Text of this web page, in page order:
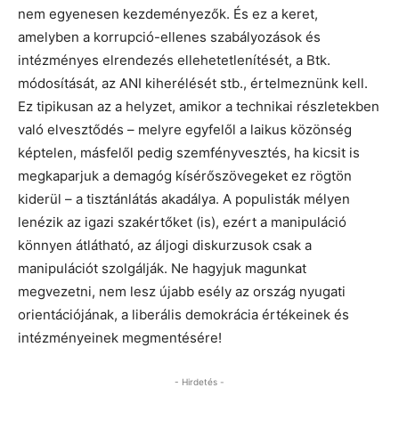
nem egyenesen kezdeményezők. És ez a keret,
amelyben a korrupció-ellenes szabályozások és
intézményes elrendezés ellehetetlenítését, a Btk.
módosítását, az ANI kiherélését stb., értelmeznünk kell.
Ez tipikusan az a helyzet, amikor a technikai részletekben
való elvesztődés – melyre egyfelől a laikus közönség
képtelen, másfelől pedig szemfényvesztés, ha kicsit is
megkaparjuk a demagóg kísérőszövegeket ez rögtön
kiderül – a tisztánlátás akadálya. A populisták mélyen
lenézik az igazi szakértőket (is), ezért a manipuláció
könnyen átlátható, az áljogi diskurzusok csak a
manipulációt szolgálják. Ne hagyjuk magunkat
megvezetni, nem lesz újabb esély az ország nyugati
orientációjának, a liberális demokrácia értékeinek és
intézményeinek megmentésére!
- Hirdetés -